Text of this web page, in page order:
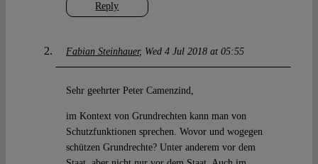
Reply
Fabian Steinhauer Wed 4 Jul 2018 at 05:55
Sehr geehrter Peter Camenzind,
im Kontext von Grundrechten kann man von
Schutzfunktionen sprechen. Wovor und wogegen
schützen Grundrechte? Unter anderem vor dem